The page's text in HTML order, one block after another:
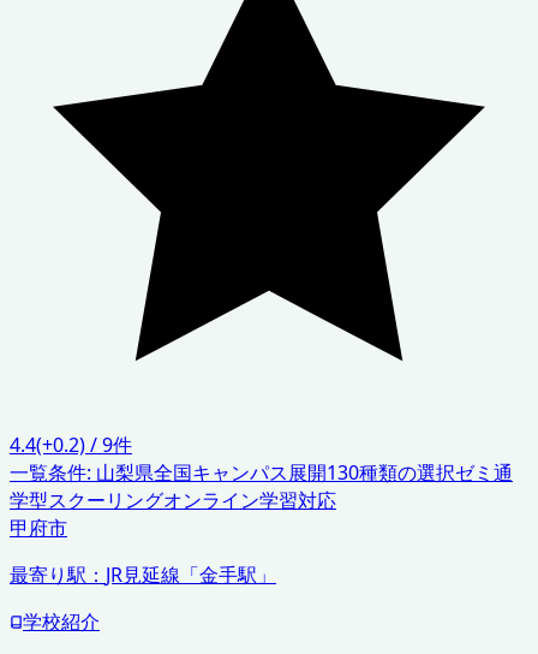
4.4(+0.2)/9件
一覧条件: 山梨県全国キャンパス展開130種類の選択ゼミ 通
学型スクーリングオンライン学習対応
甲府市
最寄り駅： JR見延線「金手駅」
学校紹介